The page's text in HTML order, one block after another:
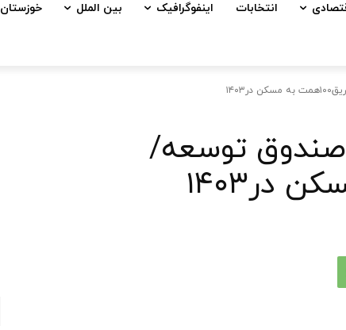
انتخابات اینفوگرافیک بین الملل خوزستان
صندوق توسعه/